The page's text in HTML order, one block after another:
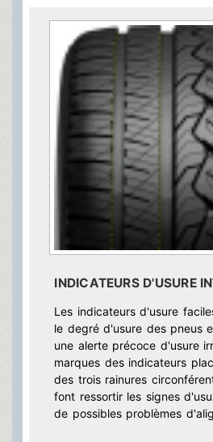
INDICATEURS D'USURE
Les indicateurs d'usure
le degré d'usure des pneus
une alerte précoce d'usure
marques des indicateurs
des trois rainures
font ressortir les signes
de possibles problèmes